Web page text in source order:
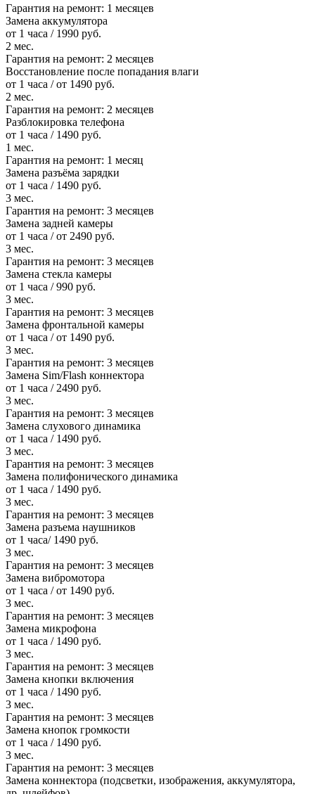
Гарантия на ремонт: 1 месяцев
Замена аккумулятора
от 1 часа / 1990 руб.
2 мес.
Гарантия на ремонт: 2 месяцев
Восстановление после попадания влаги
от 1 часа / от 1490 руб.
2 мес.
Гарантия на ремонт: 2 месяцев
Разблокировка телефона
от 1 часа / 1490 руб.
1 мес.
Гарантия на ремонт: 1 месяц
Замена разъёма зарядки
от 1 часа / 1490 руб.
3 мес.
Гарантия на ремонт: 3 месяцев
Замена задней камеры
от 1 часа / от 2490 руб.
3 мес.
Гарантия на ремонт: 3 месяцев
Замена стекла камеры
от 1 часа / 990 руб.
3 мес.
Гарантия на ремонт: 3 месяцев
Замена фронтальной камеры
от 1 часа / от 1490 руб.
3 мес.
Гарантия на ремонт: 3 месяцев
Замена Sim/Flash коннектора
от 1 часа / 2490 руб.
3 мес.
Гарантия на ремонт: 3 месяцев
Замена слухового динамика
от 1 часа / 1490 руб.
3 мес.
Гарантия на ремонт: 3 месяцев
Замена полифонического динамика
от 1 часа / 1490 руб.
3 мес.
Гарантия на ремонт: 3 месяцев
Замена разъема наушников
от 1 часа/ 1490 руб.
3 мес.
Гарантия на ремонт: 3 месяцев
Замена вибромотора
от 1 часа / от 1490 руб.
3 мес.
Гарантия на ремонт: 3 месяцев
Замена микрофона
от 1 часа / 1490 руб.
3 мес.
Гарантия на ремонт: 3 месяцев
Замена кнопки включения
от 1 часа / 1490 руб.
3 мес.
Гарантия на ремонт: 3 месяцев
Замена кнопок громкости
от 1 часа / 1490 руб.
3 мес.
Гарантия на ремонт: 3 месяцев
Замена коннектора (подсветки, изображения, аккумулятора,